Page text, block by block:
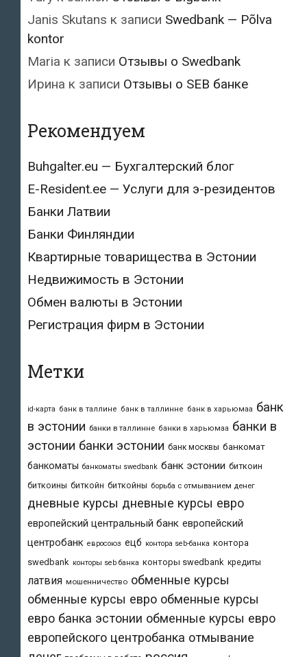
Janis Skutans к записи Swedbank — Põlva
kontor
Maria к записи Отзывы о Swedbank
Ирина к записи Отзывы о SEB банке
Рекомендуем
Buhgalter.eu — Бухгалтерский блог
E-Resident.ee — Услуги для э-резидентов
Банки Латвии
Банки Финляндии
Квартирные товарищества в Эстонии
Недвижимость в Эстонии
Обмен валюты в Эстонии
Регистрация фирм в Эстонии
Метки
id-карта банк в таллине банк в таллинне банк в харьюмаа банк
в эстонии банки в таллинне банки в харьюмаа банки в
эстонии банки эстонии банк москвы банкомат
банкоматы банкоматы swedbank банк эстонии биткоин
биткоины биткойн биткойны борьба с отмыванием денег
дневные курсы дневные курсы евро
европейский центральный банк европейский
центробанк евросоюз ецб контора seb-банка контора
swedbank конторы seb банка конторы swedbank кредиты
латвия мошенничество обменные курсы
обменные курсы евро обменные курсы
евро банка эстонии обменные курсы евро
европейского центробанка отмывание